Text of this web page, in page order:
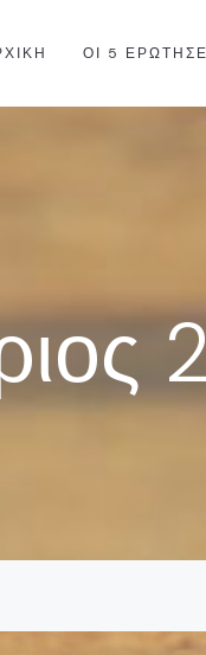
ΟΙ 5